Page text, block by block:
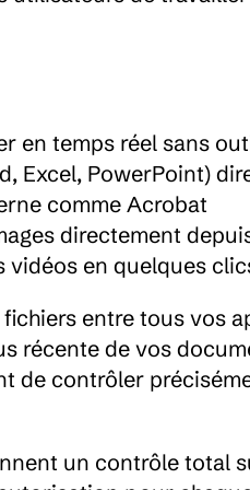
en temps réel sans
Excel, PowerPoint)
comme Acrobat
directement
vidéos en quelques
entre tous vos
récente de vos
de contrôler
un contrôle total